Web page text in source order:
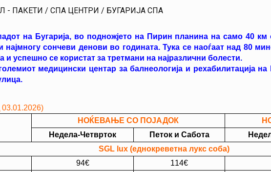
- ПАКЕТИ / СПА ЦЕНТРИ / БУГАРИЈА СПА
на Бугарија, во подножјето на Пирин планина на само 40
најмногу сончеви денови во годината. Тука се наоѓаат над 80
и успешно се користат за третмани на најразлични болести.
медицински центар за балнеологија и рехабилитација
НОЌЕВАЊЕ СО ПОЈАДОК
Недела-Четврток
Петок и Сабота
SGL lux (еднокреветна лукс соба)
94€
114€